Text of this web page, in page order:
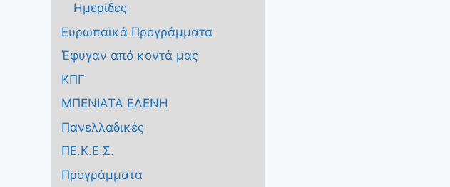
Ημερίδες
Ευρωπαϊκά Προγράμματα
Έφυγαν από κοντά μας
ΚΠΓ
ΜΠΕΝΙΑΤΑ ΕΛΕΝΗ
Πανελλαδικές
ΠΕ.Κ.Ε.Σ.
Προγράμματα